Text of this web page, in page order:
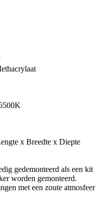
x Breedte x Diepte
gedemonteerd als een kit
worden gemonteerd.
met een zoute atmosfeer